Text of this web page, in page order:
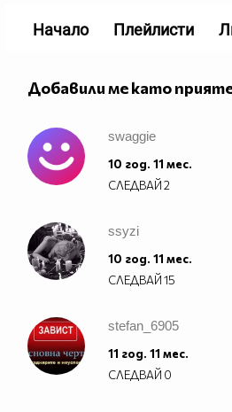
Добавили ме като
swaggie
10 год. 11 мес.
СЛЕДВАЙ2
ssyzi
10 год. 11 мес.
СЛЕДВАЙ15
stefan_6905
11 год. 11 мес.
СЛЕДВАЙ 0
Начало Плейлисти